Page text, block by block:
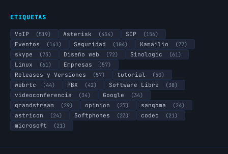
ETIQUETAS
VoIP (519) Asterisk (454) SIP
(156)
Eventos
(141) Seguridad (104) Kamailio
(77)
skype
(73) Diseño web (72) Sinologic
(61)
Linux
(61) Empresas
(57)
Releases y Versiones
(57) tutorial
(50)
webrtc
(44) PBX (42) Software Libre
(38)
videoconferencia
(34) Google
(34)
grandstream
(29) opinion (27) sangoma
(24)
astricon
(24) Softphones (23) codec
(21)
microsoft
(21)